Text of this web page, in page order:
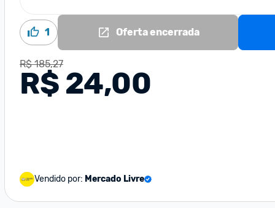
1 Oferta encerrada
R$ 185,27
R$ 24,00
Vendido por: Mercado Livre